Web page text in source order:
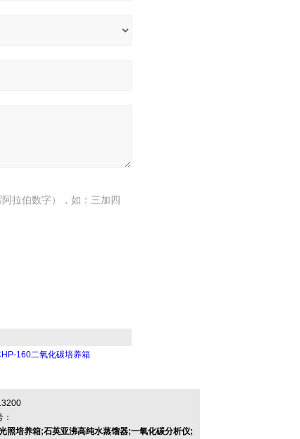
拉伯数字），如：三加四
160二氧化碳培养箱
照培养箱;石英亚沸高纯水蒸馏器;一氧化碳分析仪;